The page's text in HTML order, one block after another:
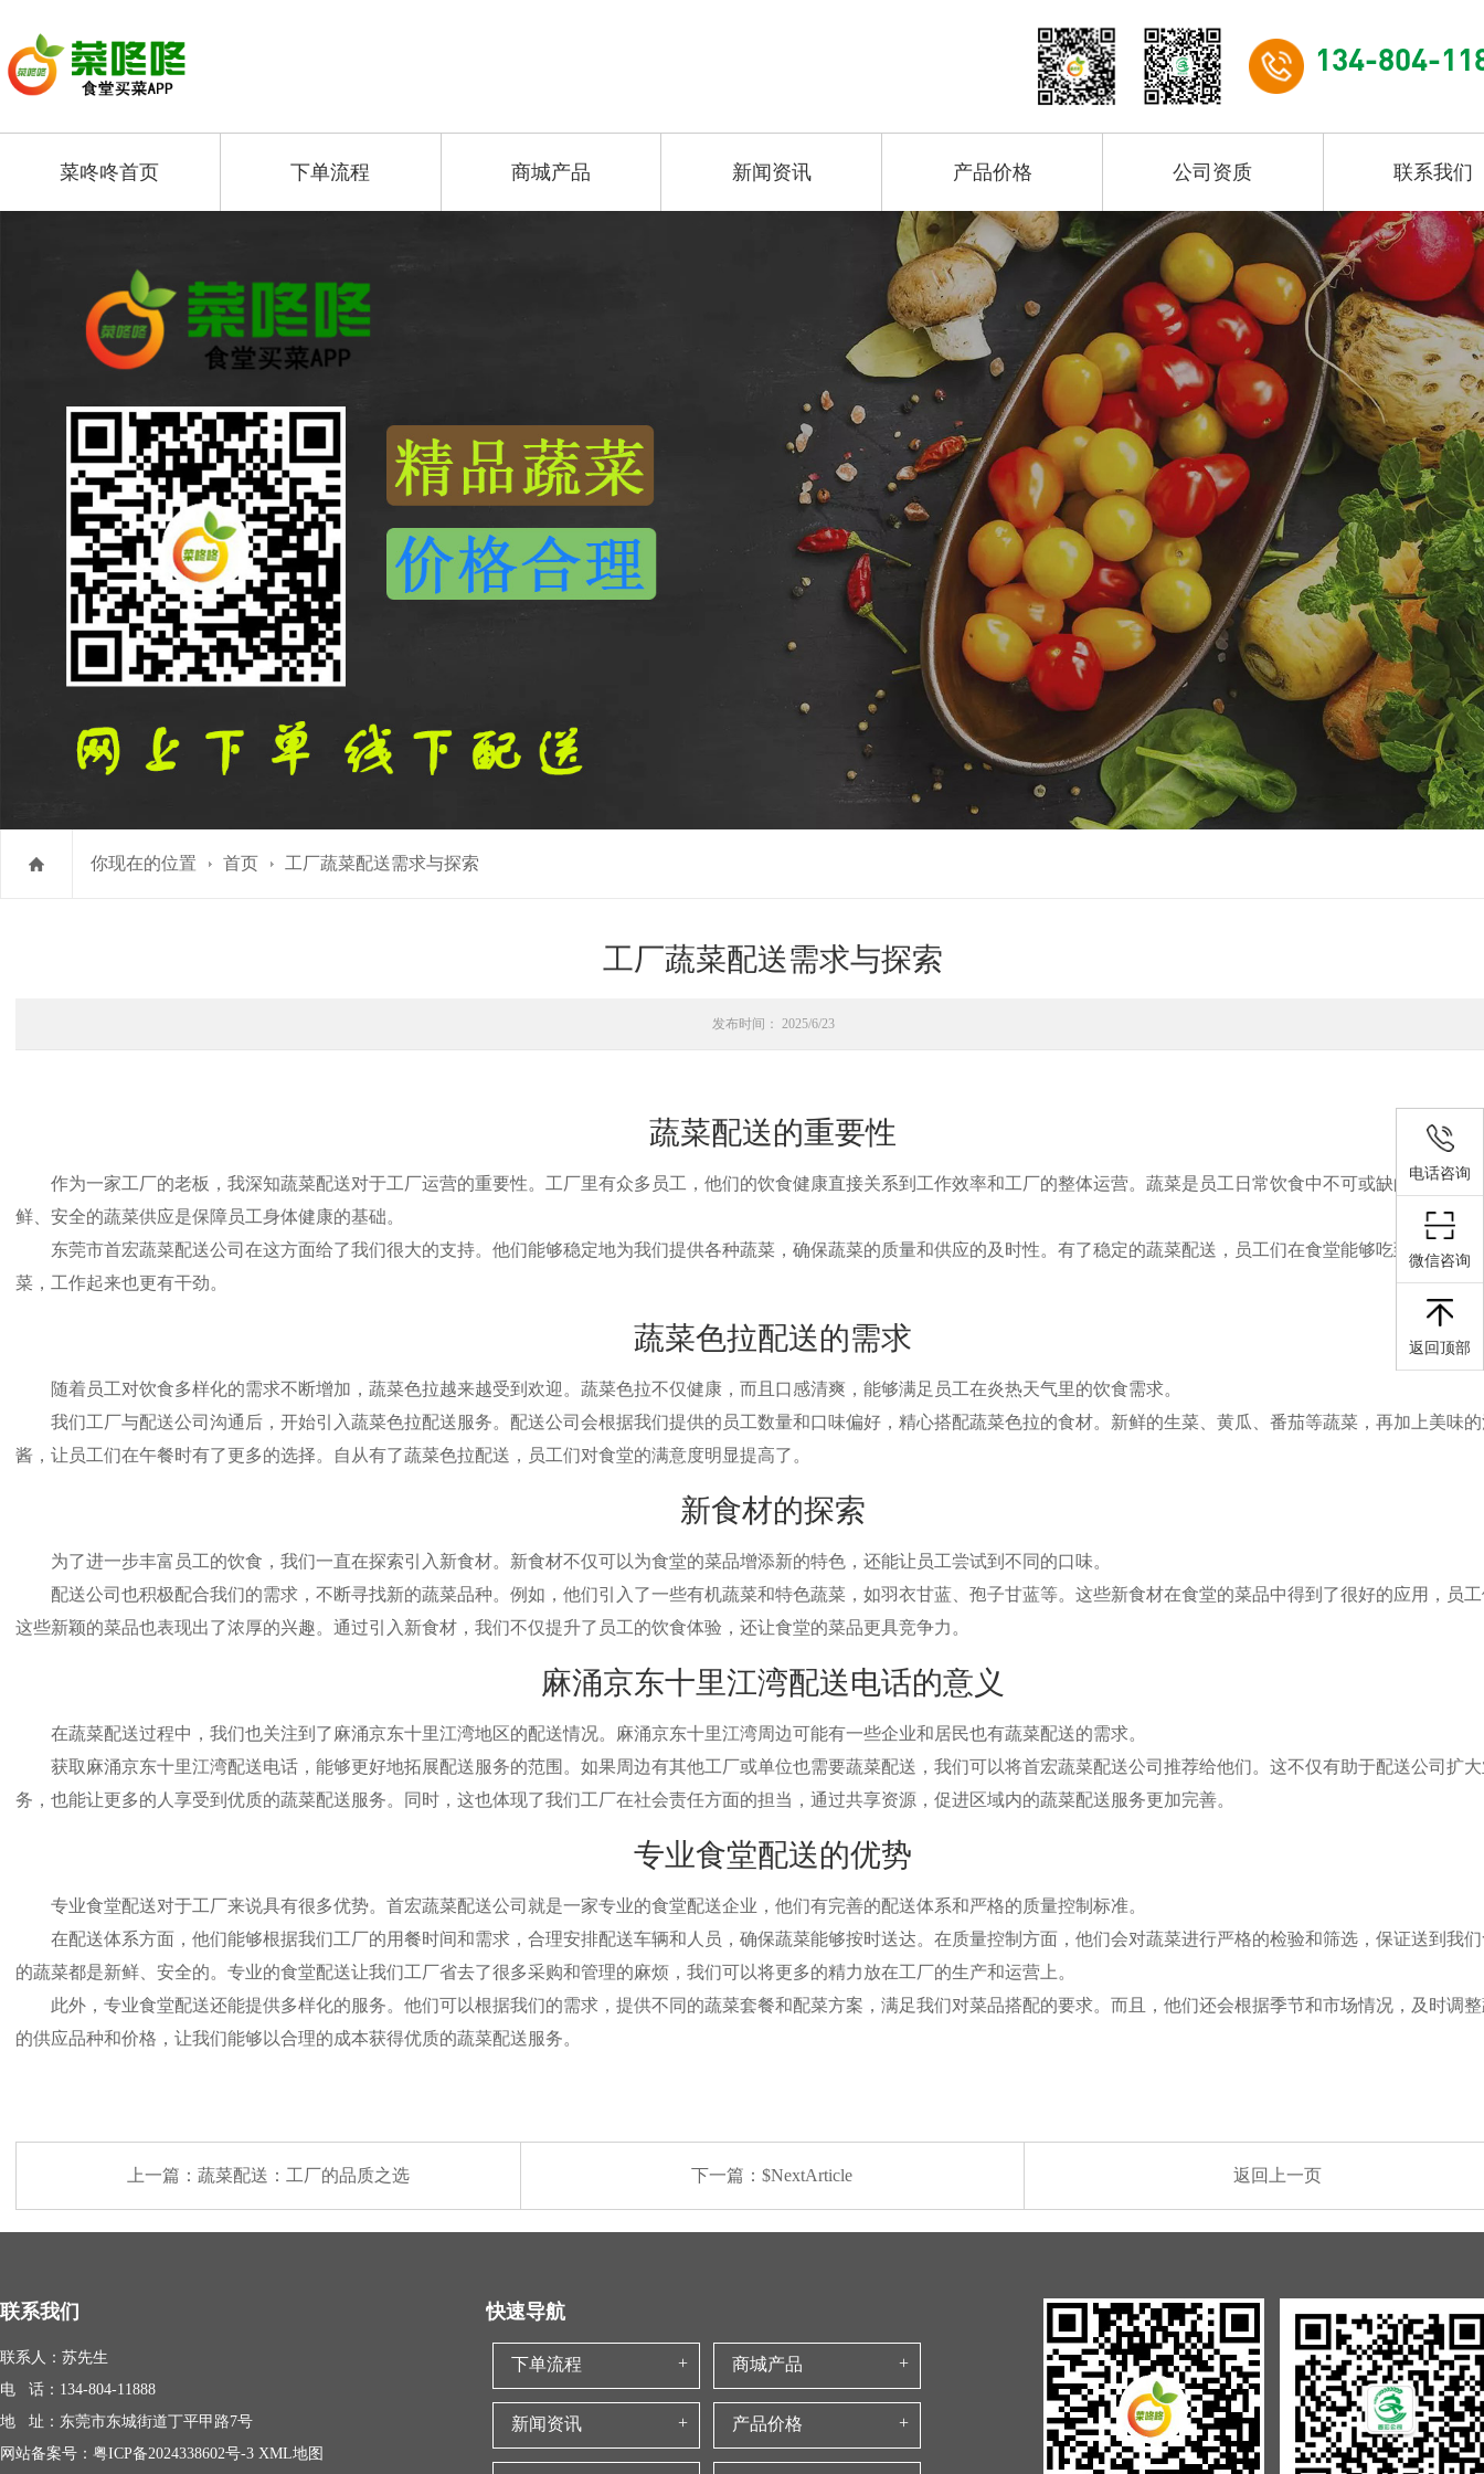
134-804-
菜咚咚首页 下单流程 商城产品 新闻资讯 产品价格 公司资质 联系我们
你现在的位置 首页 工厂蔬菜配送需求与探索
工厂蔬菜配送需求与探索
发布时间： 2025/6/23
蔬菜配送的重要性
作为一家工厂的老板，我深知蔬菜配送对于工厂运营的重要性。工厂里有众多员工，他们的饮食健康直接关系到工作效率和工厂的整体运营。蔬菜是员工日常饮食中不可或缺的一部分
鲜、安全的蔬菜供应是保障员工身体健康的基础。
东莞市首宏蔬菜配送公司在这方面给了我们很大的支持。他们能够稳定地为我们提供各种蔬菜，确保蔬菜的质量和供应的及时性。有了稳定的蔬菜配送，员工们在食堂能够吃到营养丰
菜，工作起来也更有干劲。
蔬菜色拉配送的需求
随着员工对饮食多样化的需求不断增加，蔬菜色拉越来越受到欢迎。蔬菜色拉不仅健康，而且口感清爽，能够满足员工在炎热天气里的饮食需求。
我们工厂与配送公司沟通后，开始引入蔬菜色拉配送服务。配送公司会根据我们提供的员工数量和口味偏好，精心搭配蔬菜色拉的食材。新鲜的生菜、黄瓜、番茄等蔬菜，再加上美味
酱，让员工们在午餐时有了更多的选择。自从有了蔬菜色拉配送，员工们对食堂的满意度明显提高了。
新食材的探索
为了进一步丰富员工的饮食，我们一直在探索引入新食材。新食材不仅可以为食堂的菜品增添新的特色，还能让员工尝试到不同的口味。
配送公司也积极配合我们的需求，不断寻找新的蔬菜品种。例如，他们引入了一些有机蔬菜和特色蔬菜，如羽衣甘蓝、孢子甘蓝等。这些新食材在食堂的菜品中得到了很好的应用，员
这些新颖的菜品也表现出了浓厚的兴趣。通过引入新食材，我们不仅提升了员工的饮食体验，还让食堂的菜品更具竞争力。
麻涌京东十里江湾配送电话的意义
在蔬菜配送过程中，我们也关注到了麻涌京东十里江湾地区的配送情况。麻涌京东十里江湾周边可能有一些企业和居民也有蔬菜配送的需求。
获取麻涌京东十里江湾配送电话，能够更好地拓展配送服务的范围。如果周边有其他工厂或单位也需要蔬菜配送，我们可以将首宏蔬菜配送公司推荐给他们。这不仅有助于配送公司扩
务，也能让更多的人享受到优质的蔬菜配送服务。同时，这也体现了我们工厂在社会责任方面的担当，通过共享资源，促进区域内的蔬菜配送服务更加完善。
专业食堂配送的优势
专业食堂配送对于工厂来说具有很多优势。首宏蔬菜配送公司就是一家专业的食堂配送企业，他们有完善的配送体系和严格的质量控制标准。
在配送体系方面，他们能够根据我们工厂的用餐时间和需求，合理安排配送车辆和人员，确保蔬菜能够按时送达。在质量控制方面，他们会对蔬菜进行严格的检验和筛选，保证送到我
的蔬菜都是新鲜、安全的。专业的食堂配送让我们工厂省去了很多采购和管理的麻烦，我们可以将更多的精力放在工厂的生产和运营上。
此外，专业食堂配送还能提供多样化的服务。他们可以根据我们的需求，提供不同的蔬菜套餐和配菜方案，满足我们对菜品搭配的要求。而且，他们还会根据季节和市场情况，及时调
的供应品种和价格，让我们能够以合理的成本获得优质的蔬菜配送服务。
上一篇： 蔬菜配送：工厂的品质之选 下一篇：$NextArticle 返回上一页
联系我们
联系人：苏先生
电 话：134-804-11888
地 址：东莞市东城街道丁平甲路7号
网站备案号： 粤ICP备2024338602号-3 XML地图
快速导航
下单流程 商城产品
新闻资讯 产品价格
电话咨询
微信咨询
返回顶部